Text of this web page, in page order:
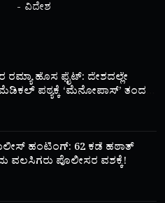
ವಿದೇಶ
ರಮ್ಯಾ ಹೊಸ ಫೈಟ್: ದೇಶದಲ್ಲೇ
ಪಠ್ಯಕ್ಕೆ ‘ಮೆನೋಪಾಸ್’ ತಂದ
ಹಂಟಿಂಗ್: 62 ಕಡೆ ಹಠಾತ್
ವಲಸಿಗರು ಪೊಲೀಸರ ವಶಕ್ಕೆ!